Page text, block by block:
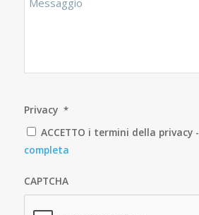
Privacy *
ACCETTO i termini della privacy -
completa
CAPTCHA